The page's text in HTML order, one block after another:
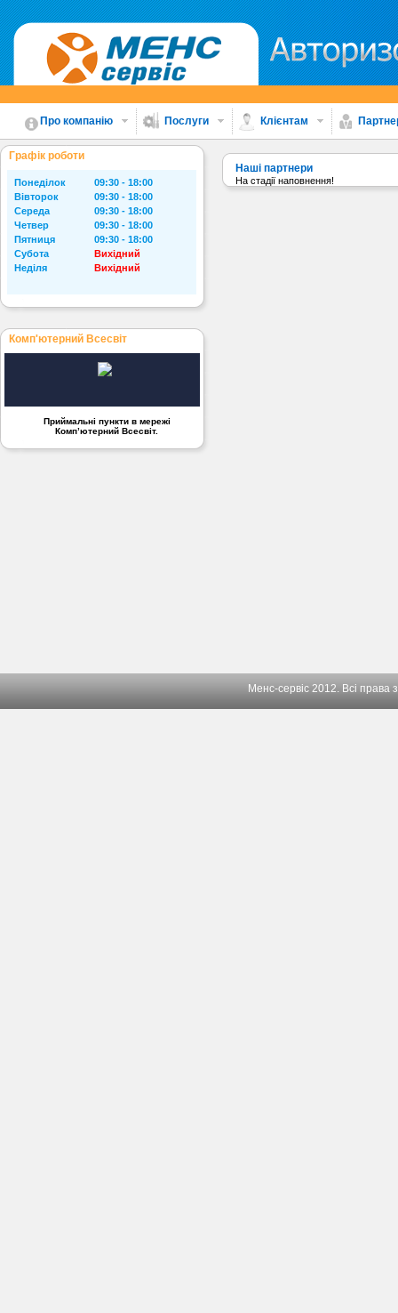
Про компанію Послуги Клієнтам
Графік роботи
Понеділок
09:30 - 18:00
Вівторок
09:30 - 18:00
Середа
09:30 - 18:00
Четвер
09:30 - 18:00
Пятниця
09:30 - 18:00
Субота
Вихідний
Неділя
Вихідний
Комп'ютерний Всесвіт
Приймальні пункти в мережі
Комп’ютерний Всесвіт.
Наші партнери
На стадії наповнення!
Менс-сервіс 2012. Всі